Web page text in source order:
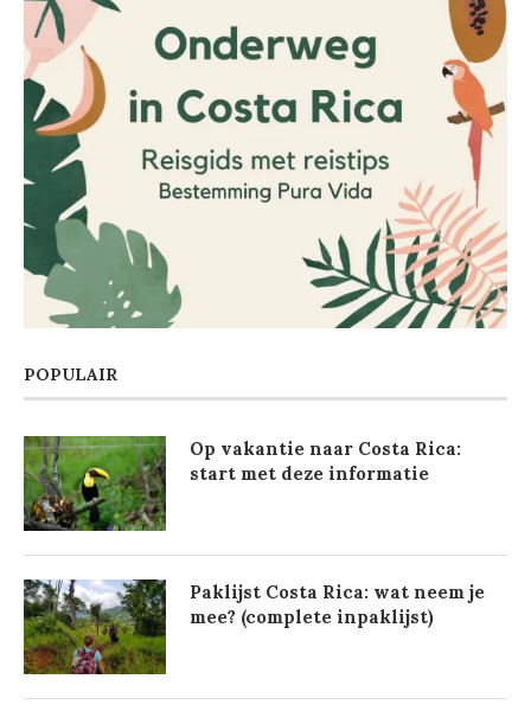
POPULAIR
Op vakantie naar Costa Rica:
start met deze informatie
Paklijst Costa Rica: wat neem je
mee? (complete inpaklijst)